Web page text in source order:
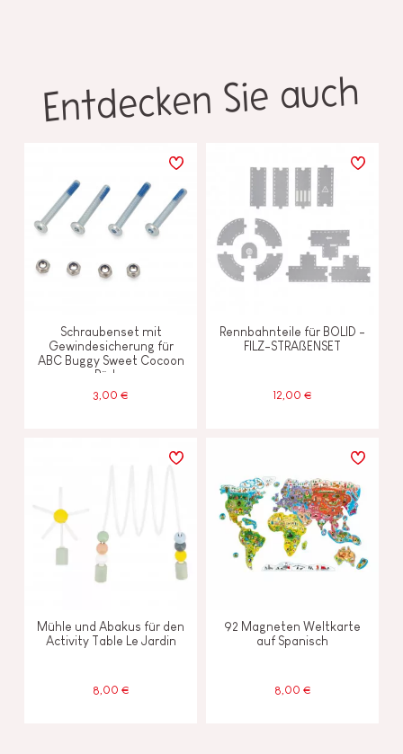
Entdecken Sie auch
Schraubenset mit
Gewindesicherung für
ABC Buggy Sweet Cocoon
Räder
3,00 €
Rennbahnteile für BOLID -
FILZ-STRAßENSET
12,00 €
Mühle und Abakus für den
Activity Table Le Jardin
8,00 €
92 Magneten Weltkarte
auf Spanisch
8,00 €